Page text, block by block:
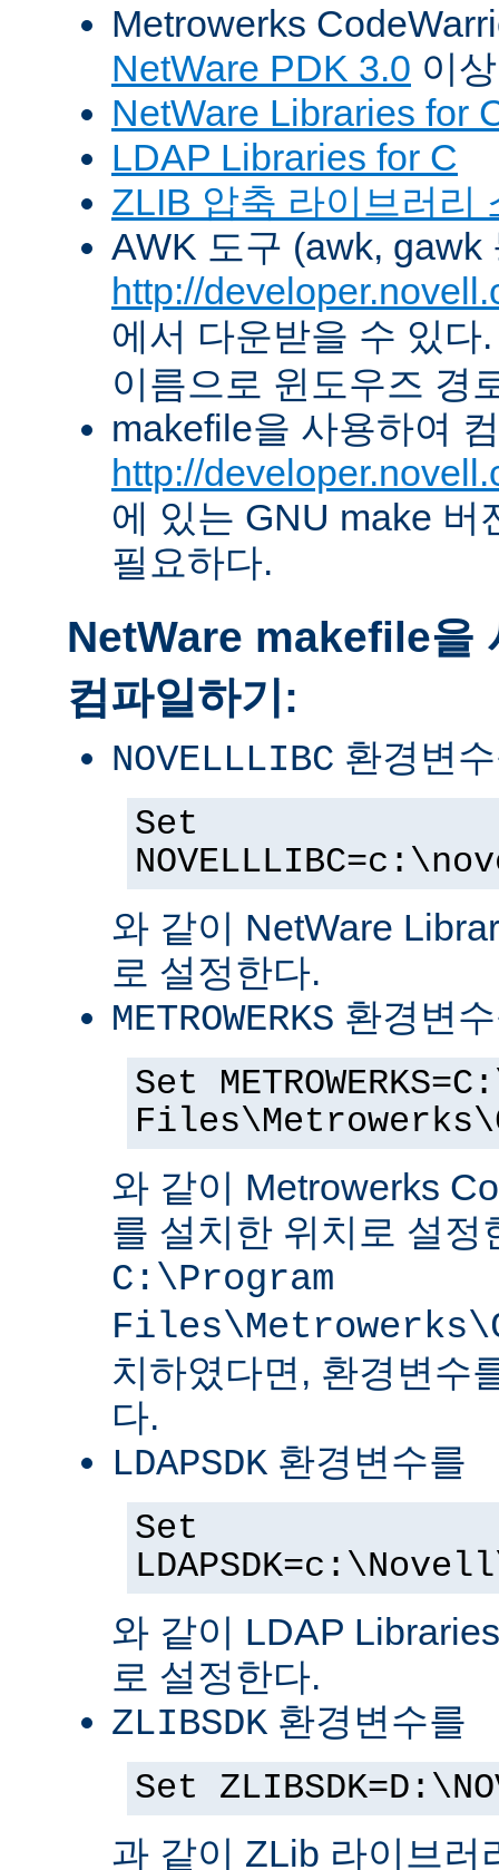
Metrowerks
NetWare PDK 3.0 이
NetWare Libraries for
LDAP Libraries for C
ZLIB 압축 라이브러리
AWK 도구 (awk, gawk
http://
에서 다운받을 수 있
이름으로 윈도우즈 경
makefile을 사용하여
http://
에 있는 GNU make 버
필요하다.
NetWare makefile을
컴파일하기:
NOVELLLIBC 환경변
Set
와 같이 NetWare
로 설정한다.
METROWERKS 환경변
Set
와 같이 Metrowerks
를 설치한 위치로 설정
C:\Program
치하였다면, 환경변수
다.
LDAPSDK 환경변수를
Set
와 같이 LDAP
로 설정한다.
ZLIBSDK 환경변수를
Set
과 같이 ZLib 라이브러